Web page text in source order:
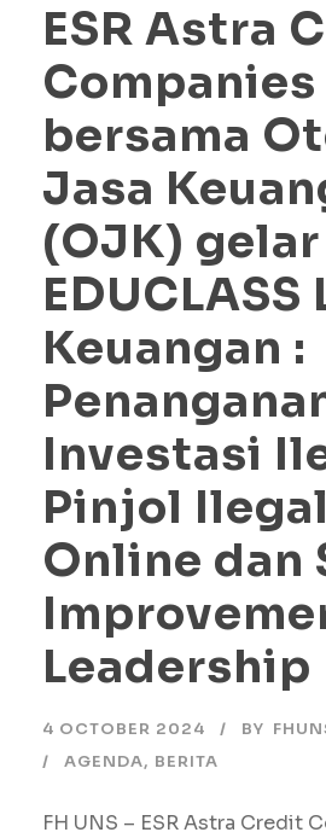
ESR Astra
Companies
bersama
Jasa
(OJK) gelar
Keuangan :
Investasi
Pinjol
Online dan
Leadership
4 OCTOBER 2024 BY
AGENDA, BERITA
FH UNS – ESR Astra Credit